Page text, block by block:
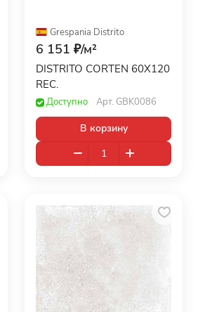
Grespania·Distrito
6 151 ₽/м²
DISTRITO CORTEN 60X120
REC.
Доступно Арт. GBK0086
В корзину